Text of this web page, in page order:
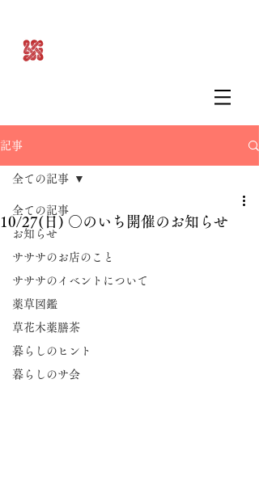
記事
全ての記事
お知らせ
サササのお店のこと
サササのイベントについて
薬草図鑑
草花木薬膳茶
暮らしのヒント
暮らしのサ会
全ての記事
10/27(日) ○のいち開催のお知らせ